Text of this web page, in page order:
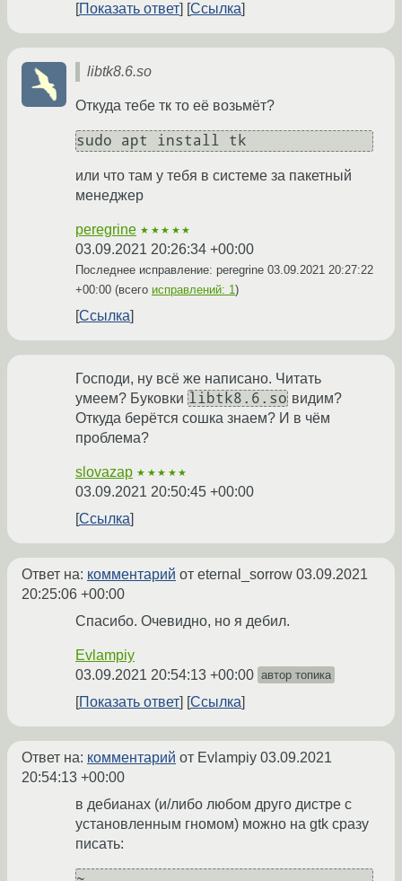
Показать ответ
Ссылка
libtk8.6.so
Откуда тебе тк то её возьмёт?
sudo apt install tk
или что там у тебя в системе за пакетный
менеджер
peregrine ★★★★★
03.09.2021 20:26:34 +00:00
Последнее исправление: peregrine 03.09.2021 20:27:22
+00:00 (всего исправлений: 1)
Ссылка
Господи, ну всё же написано. Читать
умеем? Буковки libtk8.6.so видим?
Откуда берётся сошка знаем? И в чём
проблема?
slovazap ★★★★★
03.09.2021 20:50:45 +00:00
Ссылка
Ответ на: комментарий от eternal_sorrow 03.09.2021
20:25:06 +00:00
Спасибо. Очевидно, но я дебил.
Evlampiy
03.09.2021 20:54:13 +00:00 автор топика
Показать ответ Ссылка
Ответ на: комментарий от Evlampiy 03.09.2021
20:54:13 +00:00
в дебианах (и/либо любом друго дистре с
установленным гномом) можно на gtk сразу
писать: